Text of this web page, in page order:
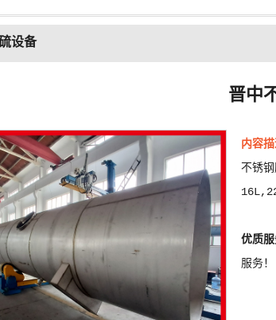
设备
晋中
内容描
不锈
优质服
服务！